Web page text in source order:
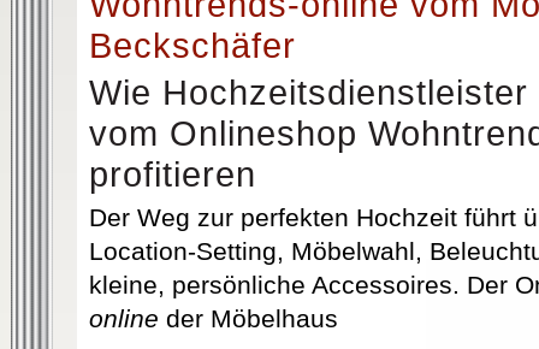
Beckschäfer
Wie
vom Onlineshop
profitieren
Der Weg zur perfekten Hochzeit führt
Location-Setting, Möbelwahl,
kleine, persönliche Accessoires. Der
online der Möbelhaus